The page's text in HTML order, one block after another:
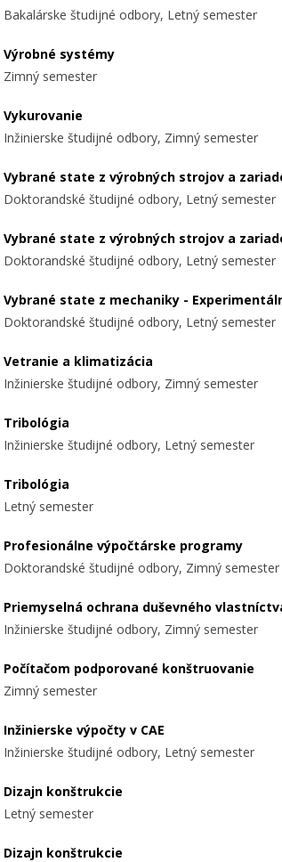
Bakalárske študijné odbory, Letný semester
Výrobné systémy
Zimný semester
Vykurovanie
Inžinierske študijné odbory, Zimný semester
Vybrané state z výrobných strojov a
Doktorandské študijné odbory, Letný semester
Vybrané state z výrobných strojov a
Doktorandské študijné odbory, Letný semester
Vybrané state z mechaniky -
Doktorandské študijné odbory, Letný semester
Vetranie a klimatizácia
Inžinierske študijné odbory, Zimný semester
Tribológia
Inžinierske študijné odbory, Letný semester
Tribológia
Letný semester
Profesionálne výpočtárske programy
Doktorandské študijné odbory, Zimný semester
Priemyselná ochrana duševného
Inžinierske študijné odbory, Zimný semester
Počítačom podporované konštruovanie
Zimný semester
Inžinierske výpočty v CAE
Inžinierske študijné odbory, Letný semester
Dizajn konštrukcie
Letný semester
Dizajn konštrukcie